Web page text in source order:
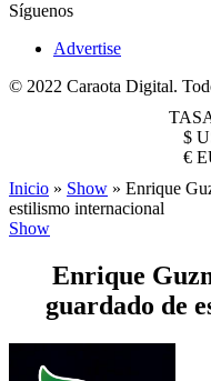
Síguenos
Advertise
© 2022 Caraota Digital.
$
€
Inicio » Show » Enrique
estilismo internacional
Show
Enrique
guardado de